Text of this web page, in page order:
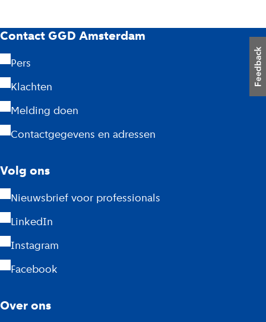
G
G
D
A
m
t
e
r
d
a
m
Contact GGD Amsterdam
Pers
Klachten
Melding doen
Contactgegevens en adressen
Volg ons
Nieuwsbrief voor professionals
LinkedIn
Instagram
Facebook
Over ons